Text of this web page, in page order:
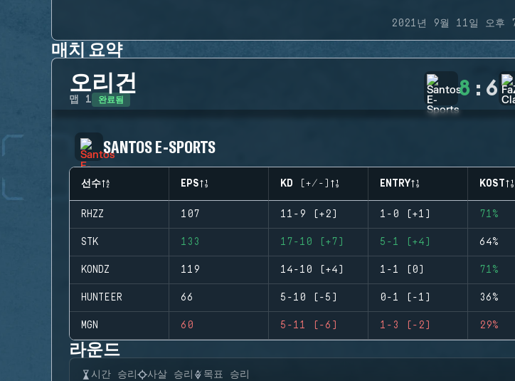
2021년 9월 11일 오후
매치 요약
오리건
맵 1 완료됨 8 : 6
SANTOS E-SPORTS
선수 EPS KD (+/-) ENTRY KOST
RHZZ 107 11-9 (+2) 1-0 (+1) 71%
STK 133 17-10 (+7) 5-1 (+4) 64%
KONDZ 119 14-10 (+4) 1-1 (0) 71%
HUNTEER 66 5-10 (-5) 0-1 (-1) 36%
MGN 60 5-11 (-6) 1-3 (-2) 29%
라운드
시간 승리 사살 승리 목표 승리